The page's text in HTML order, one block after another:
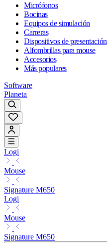
Micrófonos
Bocinas
Equipos de simulación
Carreras
Dispositivos de presentación
Alfombrillas para mouse
Accesorios
Más populares
Software
Planeta
Logi
Mouse
Signature M650
Logi
Mouse
Signature M650